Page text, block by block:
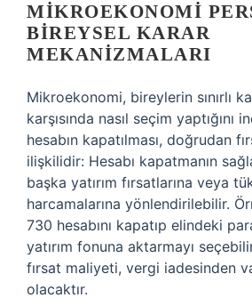
MIKROEKONOMI
BIREYSEL KARAR
MEKANIZMALARI
Mikroekonomi, bireylerin sınırlı
karşısında nasıl seçim yaptığını
hesabın kapatılması, doğrudan
ilişkilidir: Hesabı kapatmanın
başka yatırım fırsatlarına veya
harcamalarına yönlendirilebilir.
730 hesabını kapatıp elindeki
yatırım fonuna aktarmayı
fırsat maliyeti, vergi iadesinden
olacaktır.